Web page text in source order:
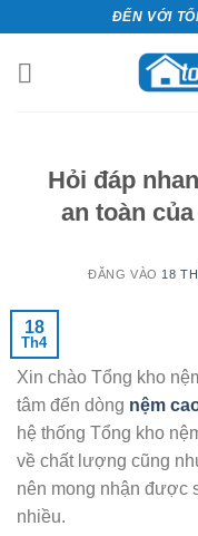
nội
ĐẾN VỚI
Hỏi đáp
an toàn
ĐĂNG VÀO 18
18
Th4
Xin chào Tổng kho
tâm đến dòng nệm
hệ thống Tổng kho
về chất lượng cũng
nên mong nhận được
nhiều.